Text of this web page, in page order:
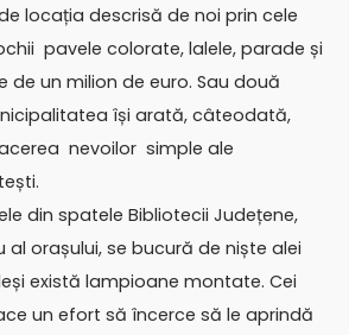
locația descrisă de noi prin cele
pavele colorate, lalele, parade și
un milion de euro. Sau două
își arată, câteodată,
nevoilor simple ale
din spatele Bibliotecii Județene,
orașului, se bucură de niște alei
există lampioane montate. Cei
un efort să încerce să le aprindă